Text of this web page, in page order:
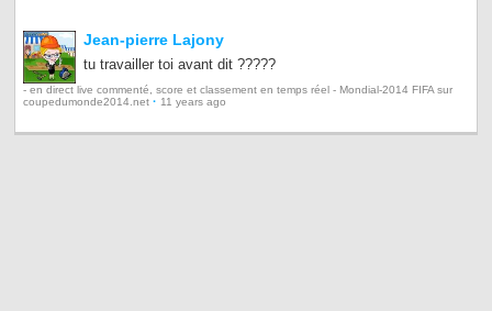
Jean-pierre Lajony
tu travailler toi avant dit ?????
- en direct live commenté, score et classement en temps réel - Mondial-2014 FIFA sur
coupedumonde2014.net · 11 years ago